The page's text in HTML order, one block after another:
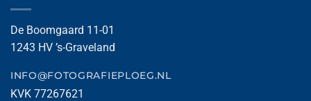
De Boomgaard 11-01
1243 HV ’s-Graveland
INFO@FOTOGRAFIEPLOEG.NL
KVK 77267621